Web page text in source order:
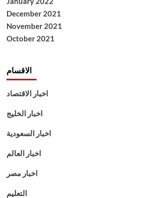
December 2021
November 2021
October 2021
الاقسام
اخبار الاقتصاد
اخبار الخليج
اخبار السعودية
اخبار العالم
اخبار مصر
التعليم